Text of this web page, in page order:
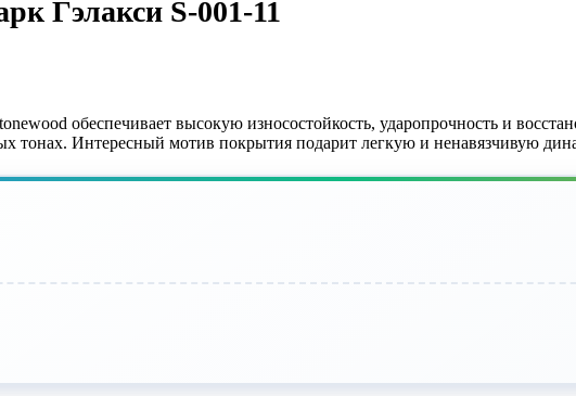
Гэлакси S-001-11
обеспечивает высокую износостойкость, ударопрочность и
тонах. Интересный мотив покрытия подарит легкую и ненавязчивую